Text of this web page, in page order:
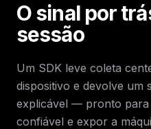
O sinal por
sessão
Um SDK leve coleta
dispositivo e devolve um
explicável — pronto
confiável e expor a